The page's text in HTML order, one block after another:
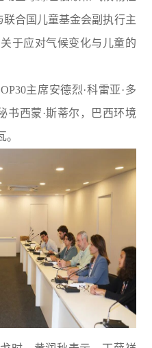
合国儿童基金会副执行主
于应对气候变化与儿童的
主席安德烈·科雷亚·多
书西蒙·斯蒂尔，巴西环境
。